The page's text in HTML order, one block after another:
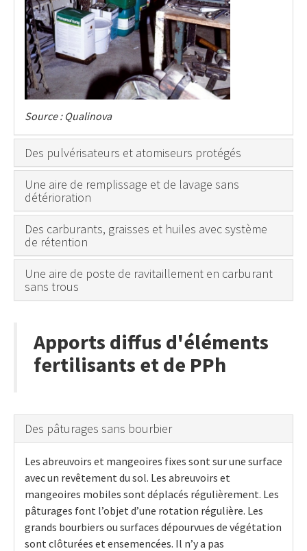
Source : Qualinova
Des pulvérisateurs et atomiseurs protégés
Une aire de remplissage et de lavage sans
détérioration
Des carburants, graisses et huiles avec système
de rétention
Une aire de poste de ravitaillement en carburant
sans trous
Apports diffus d'éléments
fertilisants et de PPh
Des pâturages sans bourbier
Les abreuvoirs et mangeoires fixes sont sur une surface
avec un revêtement du sol. Les abreuvoirs et
mangeoires mobiles sont déplacés régulièrement. Les
pâturages font l’objet d’une rotation régulière. Les
grands bourbiers ou surfaces dépourvues de végétation
sont clôturées et ensemencées. Il n’y a pas